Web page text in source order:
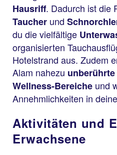
Hausriff. Dadurch ist die
Taucher und
du die vielfältige
organisierten
Hotelstrand aus. Zudem
Alam nahezu
Wellness-Bereiche und
Annehmlichkeiten in
Aktivitäten und
Erwachsene